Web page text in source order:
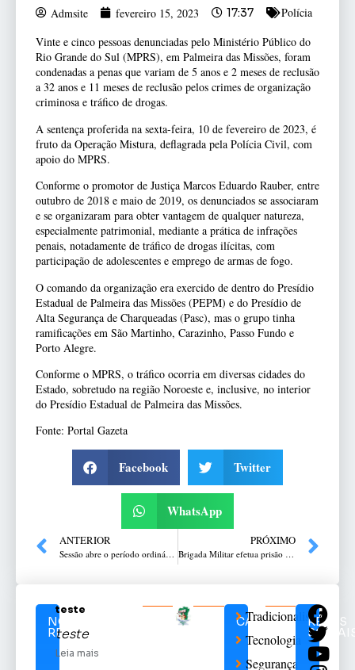
Admsite fevereiro 15, 2023 17:37
Polícia
Vinte e cinco pessoas denunciadas pelo Ministério Público do
Rio Grande do Sul (MPRS), em Palmeira das Missões, foram
condenadas a penas que variam de 5 anos e 2 meses de reclusão
a 32 anos e 11 meses de reclusão pelos crimes de organização
criminosa e tráfico de drogas.
A sentença proferida na sexta-feira, 10 de fevereiro de 2023, é
fruto da Operação Mistura, deflagrada pela Polícia Civil, com
apoio do MPRS.
Conforme o promotor de Justiça Marcos Eduardo Rauber, entre
outubro de 2018 e maio de 2019, os denunciados se associaram
e se organizaram para obter vantagem de qualquer natureza,
especialmente patrimonial, mediante a prática de infrações
penais, notadamente de tráfico de drogas ilícitas, com
participação de adolescentes e emprego de armas de fogo.
O comando da organização era exercido de dentro do Presídio
Estadual de Palmeira das Missões (PEPM) e do Presídio de
Alta Segurança de Charqueadas (Pasc), mas o grupo tinha
ramificações em São Martinho, Carazinho, Passo Fundo e
Porto Alegre.
Conforme o MPRS, o tráfico ocorria em diversas cidades do
Estado, sobretudo na região Noroeste e, inclusive, no interior
do Presídio Estadual de Palmeira das Missões.
Fonte: Portal Gazeta
Facebook Twitter
WhatsApp
ANTERIOR
Sessão abre o período ordinário de 2023 na Câmara de Vereadores de Passo Fundo
PRÓXIMO
Brigada Militar efetua prisão por tráfico de drogas que vinham para Passo Fundo, em Nonoai
NOTÍCIAS
RELACIONADAS
teste
teste
Leia mais
CATEGORIAS
Tradicionalismo
Tecnologia
Segurança
REDES